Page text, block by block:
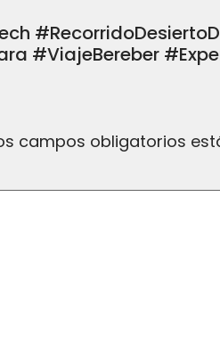
#ViajeBereber
campos obligatorios